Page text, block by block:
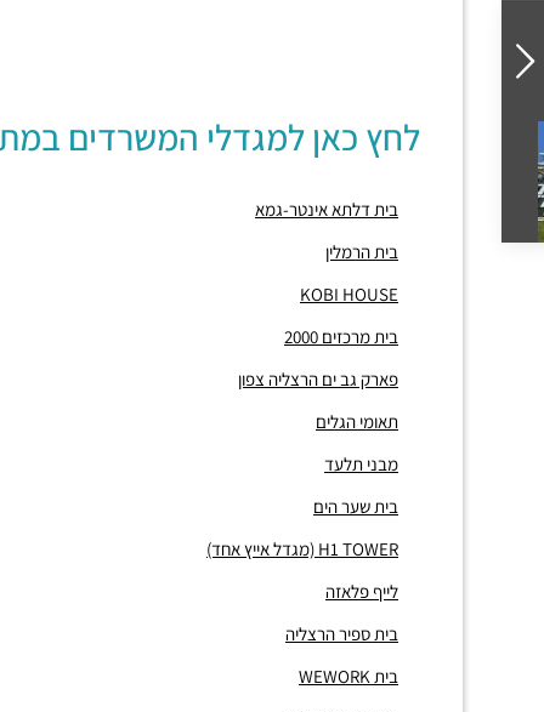
לחץ כאן למגדלי המשרדים
בית דלתא אינטר-גמא
בית הרמלין
KOBI HOUSE
בית מרכזים 2000
פארק גב ים הרצליה צפון
תאומי הגלים
מבני תלעד
בית שער הים
H1 TOWER (מגדל אייץ אחד)
לייף פלאזה
בית ספיר הרצליה
בית WEWORK